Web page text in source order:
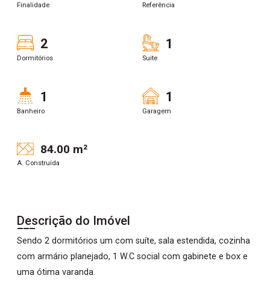
Finalidade Referência
2
Dormitórios
1
Suite
1
Banheiro
1
Garagem
84.00 m²
A. Construída
Descrição do Imóvel
Sendo 2 dormitórios um com suíte, sala estendida, cozinha
com armário planejado, 1 W.C social com gabinete e box e
uma ótima varanda.